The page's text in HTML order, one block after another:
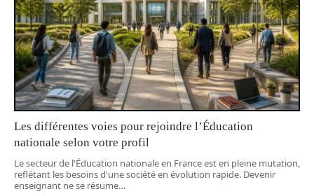
Les différentes voies pour rejoindre l’Éducation
nationale selon votre profil
Le secteur de l'Éducation nationale en France est en pleine mutation,
reflétant les besoins d'une société en évolution rapide. Devenir
enseignant ne se résume…